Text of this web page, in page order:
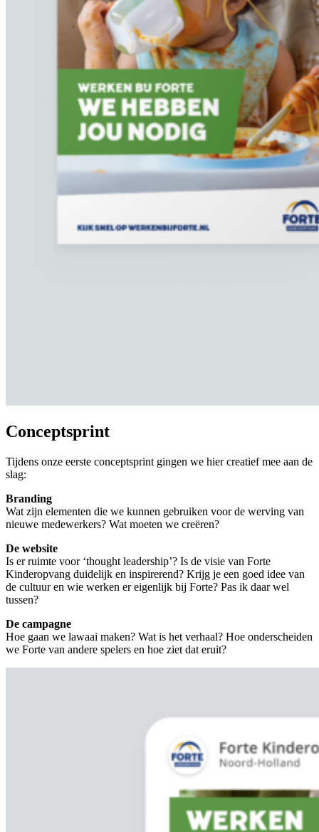
Conceptsprint
Tijdens onze eerste conceptsprint gingen we hier creatief mee aan de
slag:
Branding
Wat zijn elementen die we kunnen gebruiken voor de werving van
nieuwe medewerkers? Wat moeten we creëren?
De website
Is er ruimte voor ‘thought leadership’? Is de visie van Forte
Kinderopvang duidelijk en inspirerend? Krijg je een goed idee van
de cultuur en wie werken er eigenlijk bij Forte? Pas ik daar wel
tussen?
De campagne
Hoe gaan we lawaai maken? Wat is het verhaal? Hoe onderscheiden
we Forte van andere spelers en hoe ziet dat eruit?